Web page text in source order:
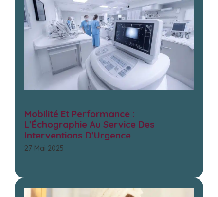
Mobilité Et Performance :
L’Échographie Au Service Des
Interventions D’Urgence
27 Mai 2025